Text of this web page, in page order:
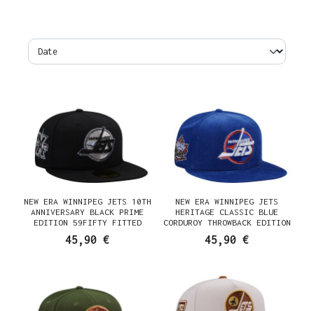
NEW ERA WINNIPEG JETS 10TH
ANNIVERSARY BLACK PRIME
EDITION 59FIFTY FITTED
45,90 €
NEW ERA WINNIPEG JETS
HERITAGE CLASSIC BLUE
CORDUROY THROWBACK EDITION
45,90 €